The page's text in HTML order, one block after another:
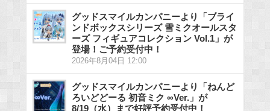
グッドスマイルカンパニーより「ブライ
ンドボックスシリーズ 雪ミクオールスタ
ーズ フィギュアコレクション Vol.1」が
登場！ご予約受付中！
2026年8月04日 12:00
グッドスマイルカンパニーより「ねんど
ろいどどーる 初音ミク ∞Ver.」が
8/19（水）まで好評予約受付中！